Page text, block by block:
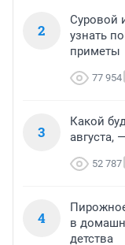
2
Суровой
узнать
приметы
77 954
3
Какой
августа,
52 787
4
в
детства